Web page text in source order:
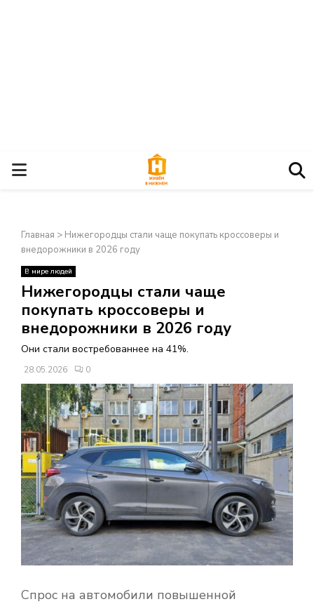
О
Н
О
В
Н
О
Е
М
Е
Ю
Главная > Нижегородцы стали чаще покупать кроссоверы и
внедорожники в 2026 году
В мире людей
Нижегородцы стали чаще
покупать кроссоверы и
внедорожники в 2026 году
Они стали востребованнее на 41%.
28.05.2026 0
Спрос на автомобили повышенной